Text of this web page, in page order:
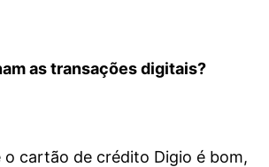
as transações digitais?
o cartão de crédito Digio é bom,